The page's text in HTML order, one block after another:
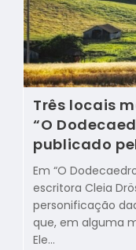
Três locais
“O
publicado
Em “O
escritora Cleia
personificação
que, em alguma
Ele…